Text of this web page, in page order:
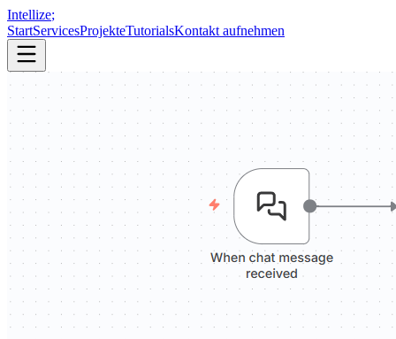
Intellize;
StartServicesProjekteTutorialsKontakt aufnehmen